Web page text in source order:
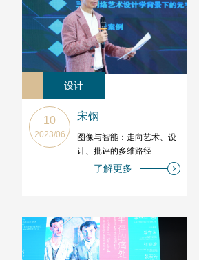
设计
10
2023/06
宋钢
图像与智能：走向艺术、设
计、批评的多维路径
了解更多